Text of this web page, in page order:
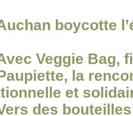
boycotte
Veggie Bag,
la
et
des